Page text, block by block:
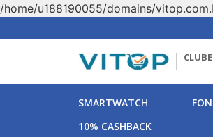
/home/u188190055/domains/
SMARTWATCH
10% CASHBACK